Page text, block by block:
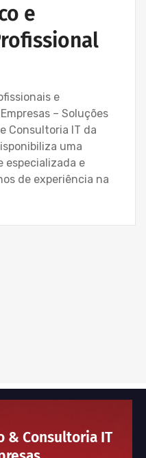
e
e
– Soluções
Consultoria IT da
uma
especializada e
de experiência na
& Consultoria IT